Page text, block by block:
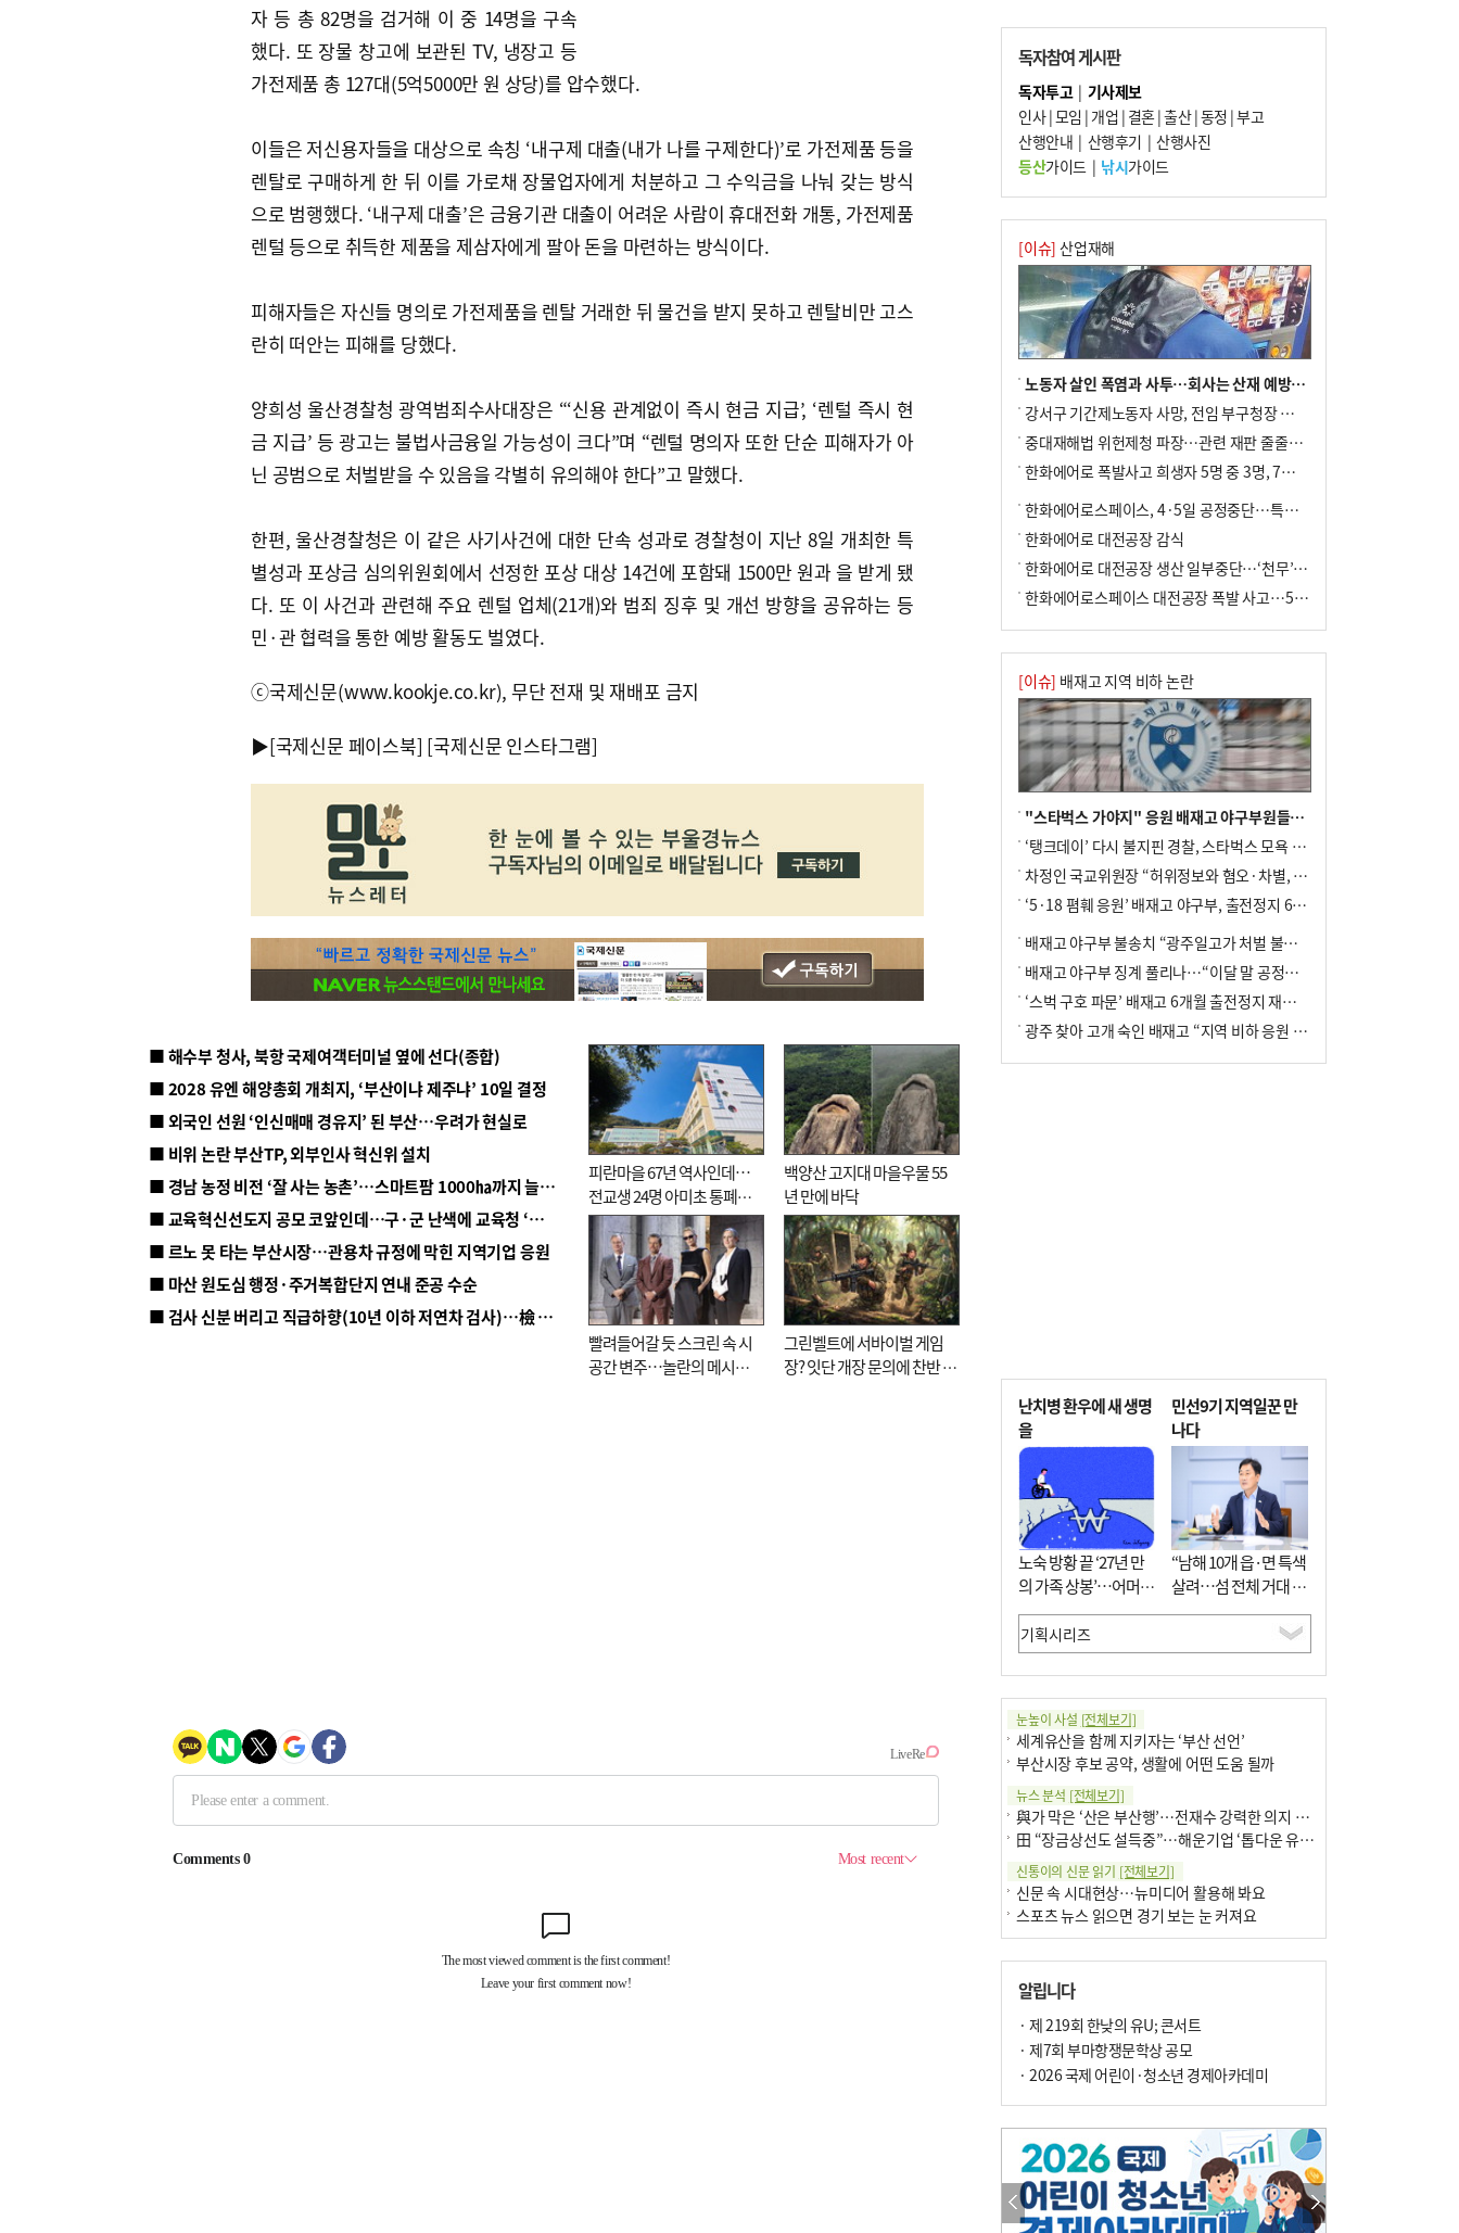
자 등 총 82명을 검거해 이 중 14명을 구속
했다. 또 장물 창고에 보관된 TV, 냉장고 등
가전제품 총 127대(5억5000만 원 상당)를 압수했다.
이들은 저신용자들을 대상으로 속칭 ‘내구제 대출(내가 나를 구제한다)’로 가전제품 등을
렌탈로 구매하게 한 뒤 이를 가로채 장물업자에게 처분하고 그 수익금을 나눠 갖는 방식
으로 범행했다. ‘내구제 대출’은 금융기관 대출이 어려운 사람이 휴대전화 개통, 가전제품
렌털 등으로 취득한 제품을 제삼자에게 팔아 돈을 마련하는 방식이다.
피해자들은 자신들 명의로 가전제품을 렌탈 거래한 뒤 물건을 받지 못하고 렌탈비만 고스
란히 떠안는 피해를 당했다.
양희성 울산경찰청 광역범죄수사대장은 “‘신용 관계없이 즉시 현금 지급’, ‘렌털 즉시 현
금 지급’ 등 광고는 불법사금융일 가능성이 크다”며 “렌털 명의자 또한 단순 피해자가 아
닌 공범으로 처벌받을 수 있음을 각별히 유의해야 한다”고 말했다.
한편, 울산경찰청은 이 같은 사기사건에 대한 단속 성과로 경찰청이 지난 8일 개최한 특
별성과 포상금 심의위원회에서 선정한 포상 대상 14건에 포함돼 1500만 원과 을 받게 됐
다. 또 이 사건과 관련해 주요 렌털 업체(21개)와 범죄 징후 및 개선 방향을 공유하는 등
민·관 협력을 통한 예방 활동도 벌였다.
ⓒ국제신문(www.kookje.co.kr), 무단 전재 및 재배포 금지
▶[국제신문 페이스북] [국제신문 인스타그램]
■ 해수부 청사, 북항 국제여객터미널 옆에 선다(종합)
■ 2028 유엔 해양총회 개최지, ‘부산이냐 제주냐’ 10일 결정
■ 외국인 선원 ‘인신매매 경유지’ 된 부산…우려가 현실로
■ 비위 논란 부산TP, 외부인사 혁신위 설치
■ 경남 농정 비전 ‘잘 사는 농촌’…스마트팜 1000㏊까지 늘린다
■ 교육혁신선도지 공모 코앞인데…구·군 난색에 교육청 ‘쩔쩔’
■ 르노 못 타는 부산시장…관용차 규정에 막힌 지역기업 응원
■ 마산 원도심 행정·주거복합단지 연내 준공 수순
■ 검사 신분 버리고 직급하향(10년 이하 저연차 검사)…檢 중수청행 기피
피란마을 67년 역사인데…
전교생 24명 아미초 통폐합
기로
백양산 고지대 마을우물 55
년 만에 바닥
빨려들어갈 듯 스크린 속 시
공간 변주…놀란의 메시지
그린벨트에 서바이벌 게임
장? 잇단 개장 문의에 찬반 논
과…“현재는 부적절 행위 없어”
7
부산 앞바다에 기름 425ℓ 유출한 러시아 화
물선 적발
8
서울 중랑구서 흉기 난동…60대 남성 2명
사망
10 [2026 부산청소년극지체험탐험대 현장르
포] 2회 : 하늘에서 만난 얼음의 나라
독자참여 게시판
독자투고| 기사제보
인사|모임 | 개업 | 결혼|출산|동정 |부고
산행안내 | 산행후기 | 산행사진
등산가이드| 낚시가이드
[이슈] 산업재해
노동자 살인 폭염과 사투…회사는 산재 예방·전기료 절감 전력
강서구 기간제노동자 사망, 전임 부구청장 檢 송치
중대재해법 위헌제청 파장…관련 재판 줄줄이 브레이크
한화에어로 폭발사고 희생자 5명 중 3명, 7일 영면
한화에어로스페이스, 4·5일 공정중단…특별 안전점검
한화에어로 대전공장 감식
한화에어로 대전공장 생산 일부중단…‘천무’ 수출 비상
한화에어로스페이스 대전공장 폭발 사고…5명 사망·2명 부상(종합)
[이슈] 배재고 지역 비하 논란
"스타벅스 가야지" 응원 배재고 야구부원들, 학교서 징계 처분
‘탱크데이’ 다시 불지핀 경찰, 스타벅스 모욕 혐의 압수수색
차정인 국교위원장 “허위정보와 혐오·차별, 학교 교실까지 유입"
‘5·18 폄훼 응원’ 배재고 야구부, 출전정지 6개월→1개월 감경
배재고 야구부 불송치 “광주일고가 처벌 불원 의사 표해”
배재고 야구부 징계 풀리나…“이달 말 공정위서 재심의”
‘스벅 구호 파문’ 배재고 6개월 출전정지 재심 신청키로
광주 찾아 고개 숙인 배재고 “지역 비하 응원 잘못”(종합)
난치병 환우에 새 생명
을
노숙 방황 끝 ‘27년 만
의 가족 상봉’…어머니
와 행복 꿈꿔
민선9기 지역일꾼 만
나다
“남해 10개 읍·면 특색
살려…섬 전체 거대 정
원으로 조성”
눈높이 사설 [전체보기]
세계유산을 함께 지키자는 ‘부산 선언’
부산시장 후보 공약, 생활에 어떤 도움 될까
뉴스 분석 [전체보기]
與가 막은 ‘산은 부산행’…전재수 강력한 의지 표명 없인 공염불
田 “장금상선도 설득중”…해운기업 ‘톱다운 유치전’ 가속
신통이의 신문 읽기 [전체보기]
신문 속 시대현상…뉴미디어 활용해 봐요
스포츠 뉴스 읽으면 경기 보는 눈 커져요
구·군 승진 축하화분 관행 없애자니 소상공인 울상
팩트체크[전체보기]
의령 한우산 털중나리
한 손 뉴스[전체보기]
시민이 개발한 폭염 대응 앱 ‘그늘로’ 길안내 지도 등 인기
골목 맛집 발굴 고메 셀렉션…부산시, 페스티벌 시월 연계
알립니다
· 제 219회 한낮의 유U; 콘서트
· 제7회 부마항쟁문학상 공모
· 2026 국제 어린이·청소년 경제아카데미